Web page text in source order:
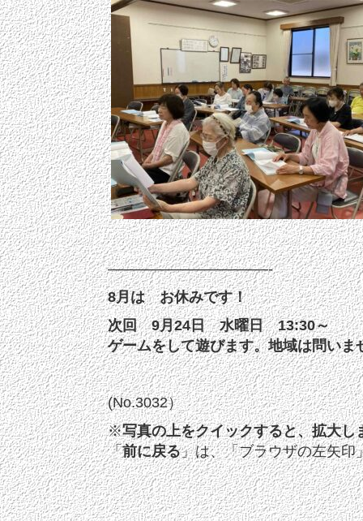
———————————-
8月は お休みです！
次回 9月24日 水曜日 13:30～
ゲームをして遊びます。地域は問い
(No.3032）
※写真の上をクイックすると、拡大し
「前に戻る」は、「ブラウザの左矢印